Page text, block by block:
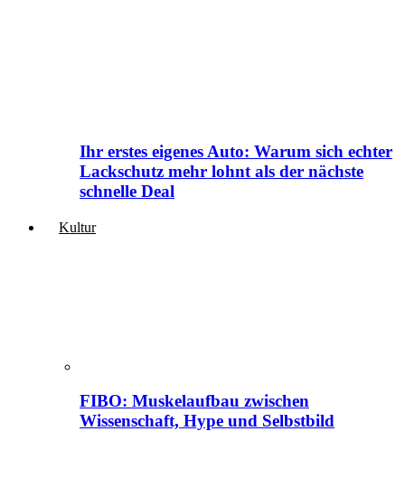
Ihr erstes eigenes Auto: Warum sich echter
Lackschutz mehr lohnt als der nächste
schnelle Deal
Kultur
FIBO: Muskelaufbau zwischen
Wissenschaft, Hype und Selbstbild